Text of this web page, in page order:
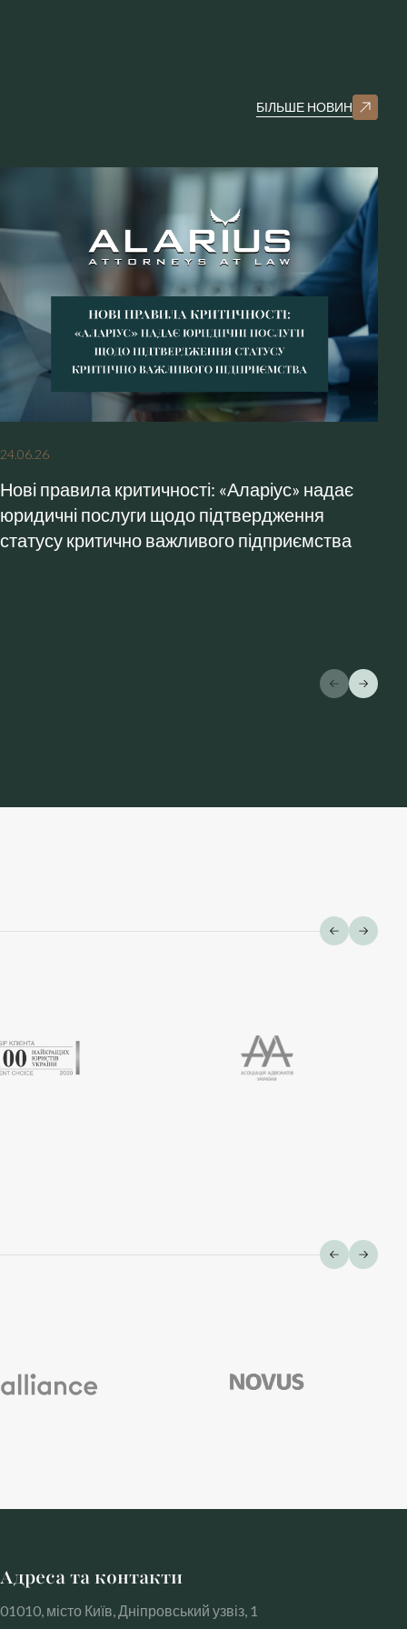
БІЛЬШЕ НОВИН
2406 26
Нові правила критичності: «Аларіус» надає
юридичні послуги щодо підтвердження
статусу критично важливого підприємства
Адреса та контакти
01010, місто Київ, Дніпровський узвіз, 1